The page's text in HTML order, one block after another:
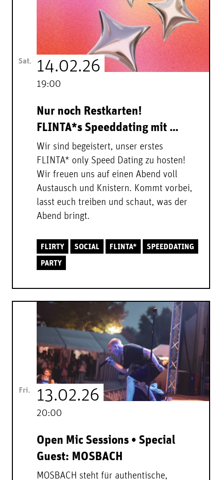
Sat. 14.02.26
19:00
Nur noch Restkarten!
FLINTA*s Speeddating mit …
Wir sind begeistert, unser erstes
FLINTA* only Speed Dating zu hosten!
Wir freuen uns auf einen Abend voll
Austausch und Knistern. Kommt vorbei,
lasst euch treiben und schaut, was der
Abend bringt.
FLIRTY SOCIAL FLINTA*
SPEEDDATING
PARTY
Fri. 13.02.26
20:00
Open Mic Sessions • Special
Guest: MOSBACH
MOSBACH steht für authentische,